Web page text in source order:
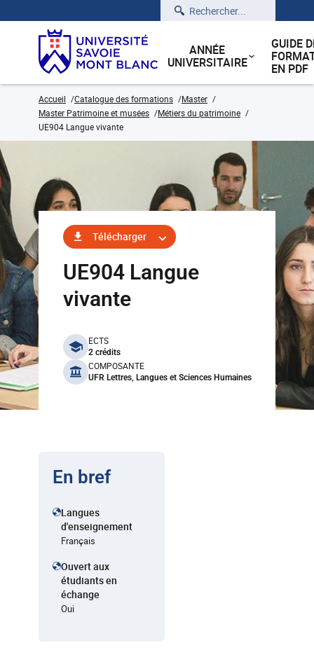
Rechercher
ANNÉE
UNIVERSITAIRE
GUIDE
EN PDF
Accueil Catalogue des formations
Master
Master Patrimoine et musées
Métiers du patrimoine
UE904 Langue vivante
Télécharger
UE904 Langue
vivante
benefits
ECTS
2 crédits
COMPOSANTE
UFR Lettres, Langues et Sciences Humaines
En bref
Langues
d'enseignement
Français
Ouvert aux
étudiants en
échange
Oui